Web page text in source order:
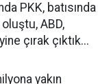
PKK, batısında
ABD,
çırak çıktık...
yakın